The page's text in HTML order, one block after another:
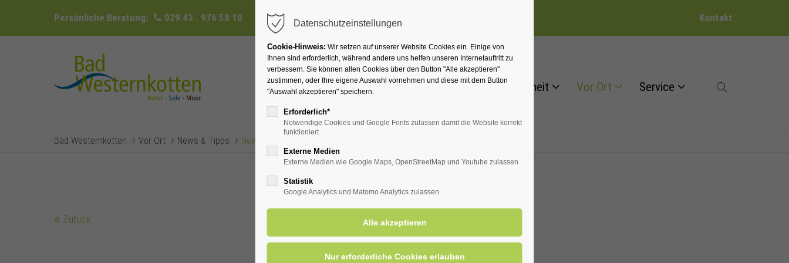
Persönliche Beratung: 029 43 . 976 58 10 info@badwesternkotten.de Kontakt
Ihr Heilbad Übernachten Für Ihre Gesundheit Vor Ort Service
Bad Westernkotten Vor Ort News & Tipps Newsreader (News & Tipps)
Zurück
Datenschutzeinstellungen
Cookie-Hinweis: Wir setzen auf unserer Website Cookies ein. Einige von
Ihnen sind erforderlich, während andere uns helfen unseren Internetauftritt zu
verbessern. Sie können allen Cookies über den Button "Alle akzeptieren"
zustimmen, oder Ihre eigene Auswahl vornehmen und diese mit dem Button
"Auswahl akzeptieren" speichern.
Erforderlich*
Notwendige Cookies und Google Fonts zulassen damit die Website korrekt
funktioniert
Externe Medien
Externe Medien wie Google Maps, OpenStreetMap und Youtube zulassen
Statistik
Google Analytics und Matomo Analytics zulassen